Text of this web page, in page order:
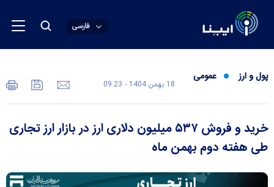
فارسی
پول و ارز عمومی
18 بهمن 1404 - 09:23
خرید و فروش ۵۳۷ میلیون دلاری ارز در بازار ارز تجاری
طی هفته دوم بهمن ماه